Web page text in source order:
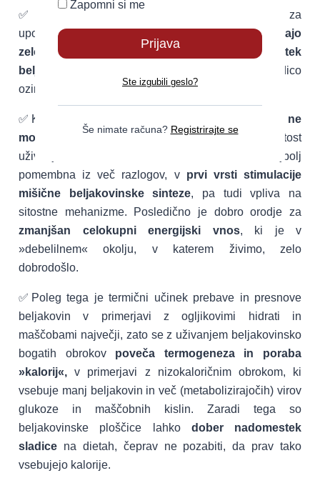
✅Ker pa so beljakovinske ploščice praktične za
uporabo, priročne in tudi okusne,
lahko predstavljajo
zelo kakovosten in ne preveč kaloričen dodatek
beljakovin
k obroku, vmesni obrok ali tudi sladico
oziroma nadomestek sladice.
✅Ker so beljakovine
edino makrohranilo, ki ga ne
moremo skladiščiti,
je frekvenca oziroma pogostost
uživanja med vsemi tremi makrohranili najbolj
pomembna iz več razlogov, v prvi vrsti stimulacije
mišične beljakovinske sinteze, pa tudi vpliva na
sitostne mehanizme. Posledično je dobro orodje za
zmanjšan celokupni energijski vnos, ki je v
»debelilnem« okolju, v katerem živimo, zelo
dobrodošlo.
✅Poleg tega je termični učinek prebave in presnove
beljakovin v primerjavi z ogljikovimi hidrati in
maščobami največji, zato se z uživanjem beljakovinsko
bogatih obrokov poveča termogeneza in poraba
»kalorij«, v primerjavi z nizokaloričnim obrokom, ki
vsebuje manj beljakovin in več (metabolizirajočih) virov
glukoze in maščobnih kislin. Zaradi tega so
beljakovinske ploščice lahko dober nadomestek
sladice na dietah, čeprav ne pozabiti, da prav tako
vsebujejo kalorije.
Zapomni si me
Ste izgubili geslo?
Še nimate računa? Registrirajte se